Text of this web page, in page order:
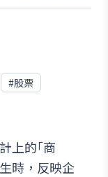
#股票
上的｢商
時，反映企